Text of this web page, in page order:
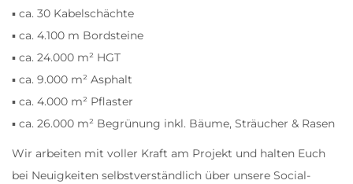
▪️ ca. 30 Kabelschächte
▪️ ca. 4.100 m Bordsteine
▪️ ca. 24.000 m² HGT
▪️ ca. 9.000 m² Asphalt
▪️ ca. 4.000 m² Pflaster
▪️ ca. 26.000 m² Begrünung inkl. Bäume, Sträucher & Rasen
Wir arbeiten mit voller Kraft am Projekt und halten Euch
bei Neuigkeiten selbstverständlich über unsere Social-